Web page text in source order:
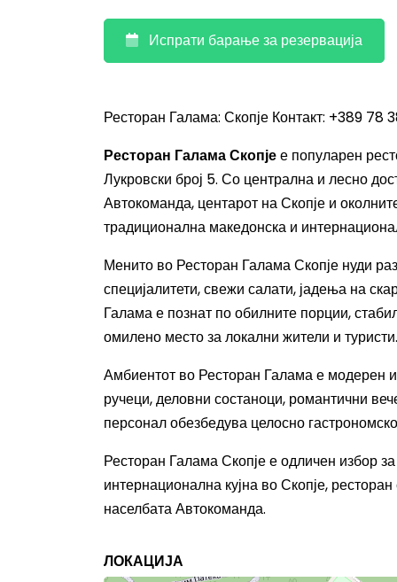
Испрати барање за резервација
Ресторан Галама: Скопје Контакт: +389 78
Ресторан Галама Скопјее популарен
Лукровски број 5. Со централна и лесно
Автокоманда, центарот на Скопје и
традиционална македонска и
Менито во Ресторан Галама Скопје нуди
специјалитети, свежи салати, јадења на
Галама е познат по обилните порции,
омилено место за локални жители и туристи.
Амбиентот во Ресторан Галама е модерен
ручеци, деловни состаноци, романтични
персонал обезбедува целосно гастрономско
Ресторан Галама Скопје е одличен избор
интернационална кујна во Скопје,
населбата Автокоманда.
ЛОКАЦИЈА